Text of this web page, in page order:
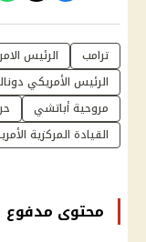
ترامب الرئيس
الرئيس الأمريكي
مروحية أباتشي
القيادة المركزية
محتوى مدفوع